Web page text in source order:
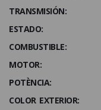
TRANSMISIÓN:
ESTADO:
COMBUSTIBLE:
MOTOR:
POTÈNCIA:
COLOR EXTERIOR: